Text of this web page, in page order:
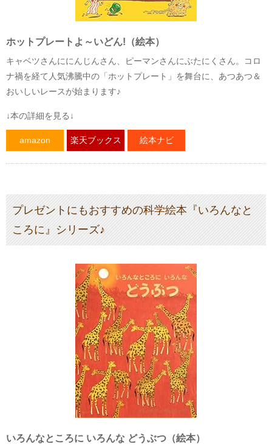
ホットプレートよ～いどん!（絵本）
キャベツさんににんじんさん、ピーマンさんにぶたにくさん。コロ
ナ禍を経て人気沸騰中の「ホットプレート」を舞台に、あつあつ＆
おいしいレースが始まります♪
↓本の詳細を見る↓
amazon 楽天ブックス 絵本ナビ
プレゼントにもおすすめの科学絵本『いろんなと
ころに』シリーズ♪
いろんなところに いろんな どうぶつ（絵本）